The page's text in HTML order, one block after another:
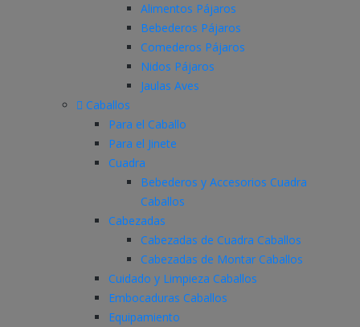
Alimentos Pájaros
Bebederos Pájaros
Comederos Pájaros
Nidos Pájaros
Jaulas Aves
Caballos
Para el Caballo
Para el Jinete
Cuadra
Bebederos y Accesorios Cuadra
Caballos
Cabezadas
Cabezadas de Cuadra Caballos
Cabezadas de Montar Caballos
Cuidado y Limpieza Caballos
Embocaduras Caballos
Equipamiento